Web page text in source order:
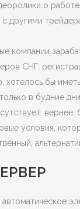
о
другими
компании
СНГ,
бы
в будние
условия,